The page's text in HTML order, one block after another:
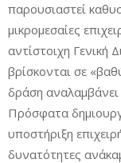
παρουσιαστεί
μικρομεσαίες
αντίστοιχη Γενική
βρίσκονται σε
δράση
Πρόσφατα
υποστήριξη
δυνατότητες